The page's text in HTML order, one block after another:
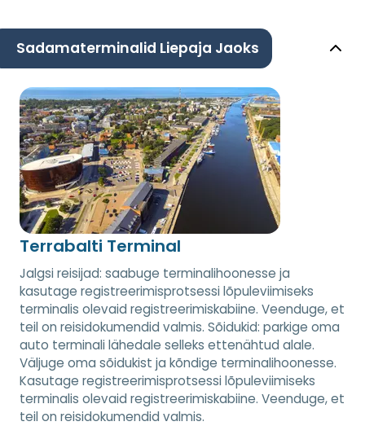
Sadamaterminalid Liepaja Jaoks
Terrabalti Terminal
Jalgsi reisijad: saabuge terminalihoonesse ja
kasutage registreerimisprotsessi lõpuleviimiseks
terminalis olevaid registreerimiskabiine. Veenduge, et
teil on reisidokumendid valmis. Sõidukid: parkige oma
auto terminali lähedale selleks ettenähtud alale.
Väljuge oma sõidukist ja kõndige terminalihoonesse.
Kasutage registreerimisprotsessi lõpuleviimiseks
terminalis olevaid registreerimiskabiine. Veenduge, et
teil on reisidokumendid valmis.